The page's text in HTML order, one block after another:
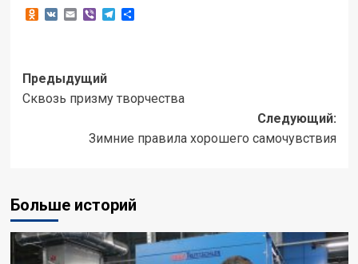
Odnoklassniki
VKEmailViberTelegram
Отправить
Навигация
записи
Предыдущий
Сквозь призму творчества
Следующий:
Зимние правила хорошего самочувствия
Больше историй